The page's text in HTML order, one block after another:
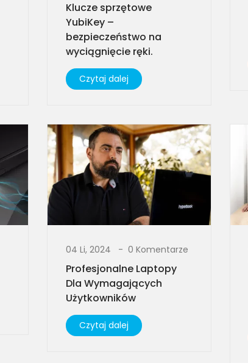
Klucze sprzętowe
YubiKey –
bezpieczeństwo na
wyciągnięcie ręki.
Czytaj dalej
04 Li, 2024 0 Komentarze
Profesjonalne Laptopy
Dla Wymagających
Użytkowników​
Czytaj dalej